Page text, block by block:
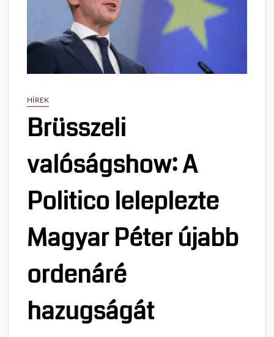
HÍREK
Brüsszeli
valóságshow: A
Politico leleplezte
Magyar Péter újabb
ordenáré
hazugságát